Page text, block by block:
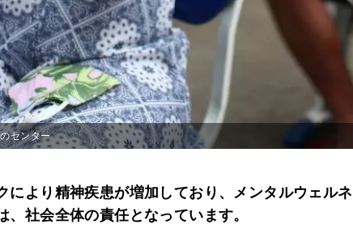
センター
により精神疾患が増加しており、メンタルウェル
、社会全体の責任となっています。